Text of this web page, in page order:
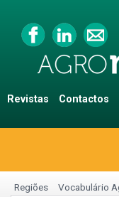
Revistas Contactos
Regiões Vocabulário